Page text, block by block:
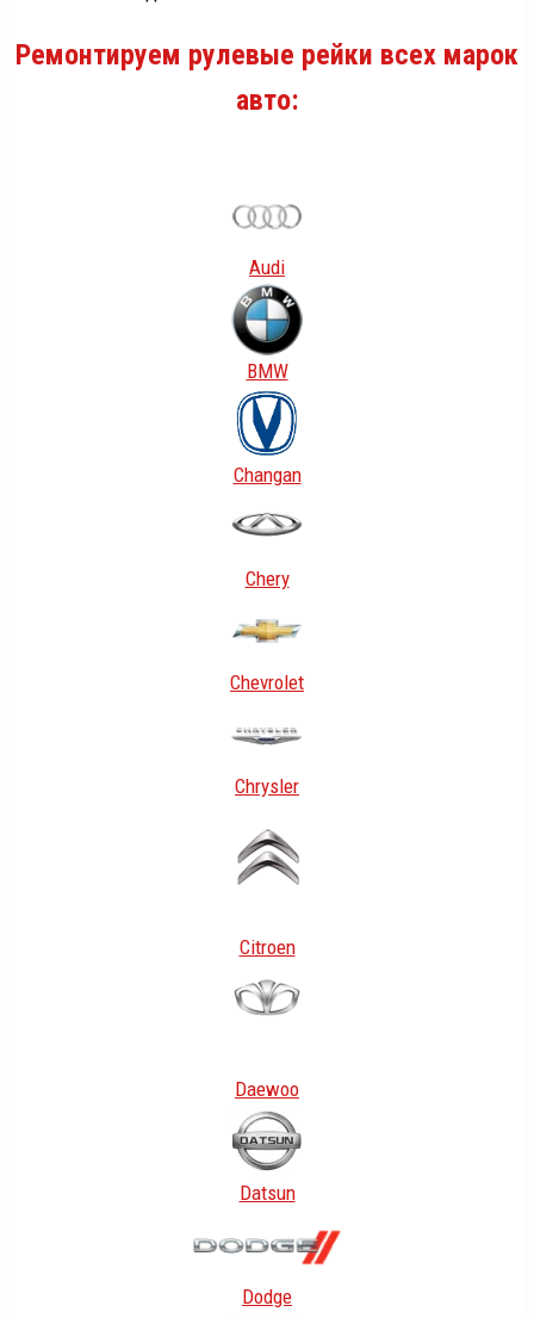
Ремонтируем рулевые рейки всех марок
авто:
Audi
BMW
Changan
Chery
Chevrolet
Chrysler
Citroen
Daewoo
Datsun
Dodge